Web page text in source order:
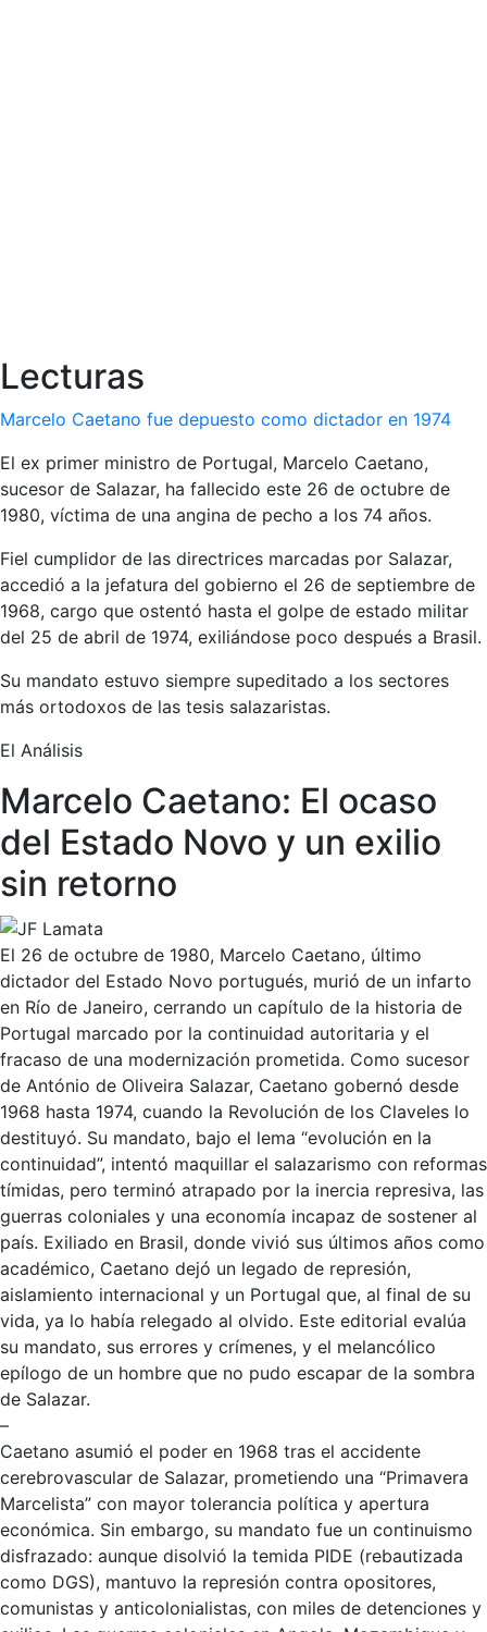
Lecturas
Marcelo Caetano fue depuesto como dictador en 1974
El ex primer ministro de Portugal, Marcelo Caetano,
sucesor de Salazar, ha fallecido este 26 de octubre de
1980, víctima de una angina de pecho a los 74 años.
Fiel cumplidor de las directrices marcadas por Salazar,
accedió a la jefatura del gobierno el 26 de septiembre de
1968, cargo que ostentó hasta el golpe de estado militar
del 25 de abril de 1974, exiliándose poco después a Brasil.
Su mandato estuvo siempre supeditado a los sectores
más ortodoxos de las tesis salazaristas.
El Análisis
Marcelo Caetano: El ocaso
del Estado Novo y un exilio
sin retorno
El 26 de octubre de 1980, Marcelo Caetano, último
dictador del Estado Novo portugués, murió de un infarto
en Río de Janeiro, cerrando un capítulo de la historia de
Portugal marcado por la continuidad autoritaria y el
fracaso de una modernización prometida. Como sucesor
de António de Oliveira Salazar, Caetano gobernó desde
1968 hasta 1974, cuando la Revolución de los Claveles lo
destituyó. Su mandato, bajo el lema “evolución en la
continuidad”, intentó maquillar el salazarismo con reformas
tímidas, pero terminó atrapado por la inercia represiva, las
guerras coloniales y una economía incapaz de sostener al
país. Exiliado en Brasil, donde vivió sus últimos años como
académico, Caetano dejó un legado de represión,
aislamiento internacional y un Portugal que, al final de su
vida, ya lo había relegado al olvido. Este editorial evalúa
su mandato, sus errores y crímenes, y el melancólico
epílogo de un hombre que no pudo escapar de la sombra
de Salazar.
–
Caetano asumió el poder en 1968 tras el accidente
cerebrovascular de Salazar, prometiendo una “Primavera
Marcelista” con mayor tolerancia política y apertura
económica. Sin embargo, su mandato fue un continuismo
disfrazado: aunque disolvió la temida PIDE (rebautizada
como DGS), mantuvo la represión contra opositores,
comunistas y anticolonialistas, con miles de detenciones y